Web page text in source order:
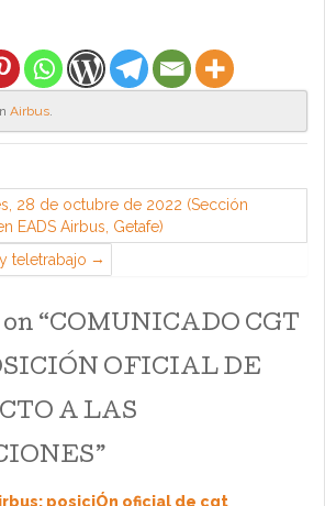
Airbus.
28 de octubre de 2022 (Sección
EADS Airbus, Getafe)
teletrabajo
“COMUNICADO CGT
OFICIAL DE
A LAS
”
posiciÓn oficial de cgt